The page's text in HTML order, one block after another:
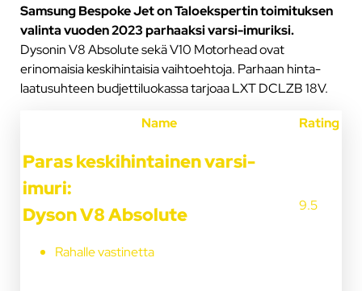
Samsung Bespoke Jet on Taloekspertin toimituksen
valinta vuoden 2023 parhaaksi varsi-imuriksi.
Dysonin V8 Absolute sekä V10 Motorhead ovat
erinomaisia keskihintaisia vaihtoehtoja. Parhaan hinta-
laatusuhteen budjettiluokassa tarjoaa LXT DCLZB 18V.
Name
Rating
Paras keskihintainen varsi-
imuri:
Dyson V8 Absolute
Rahalle vastinetta
9.5